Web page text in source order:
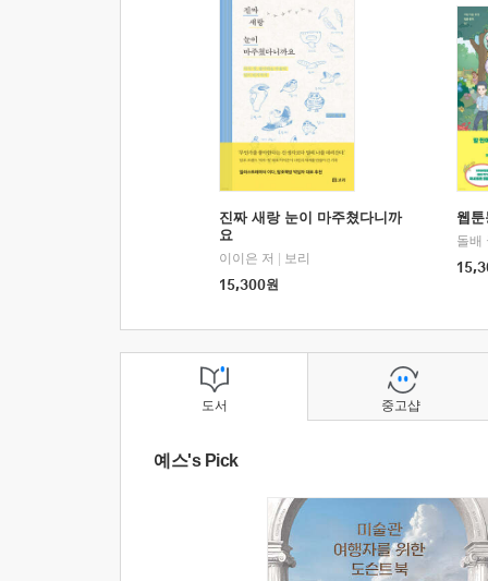
진짜 새랑 눈이 마주쳤다니까
요
이이은 저
보리
15,300원
웹
돌배
도서
예스's Pick
중고샵